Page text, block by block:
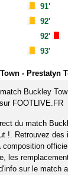
91'
92'
92'
93'
- Prestatyn
Buckley
FOOTLIVE.FR
du match
!. Retrouvez des
composition
les
sur le match